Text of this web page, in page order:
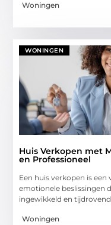
Woningen
WONINGEN
Huis Verkopen met
en Professioneel
Een huis verkopen is
emotionele beslissingen
ingewikkeld en tijdrovend
Woningen